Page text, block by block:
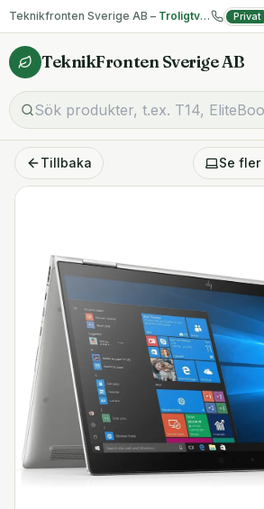
Teknikfronten Sverige AB – Troligtvis billigast på begagnad IT! Privat
TeknikFronten Sverige AB
Tillbaka Se fler